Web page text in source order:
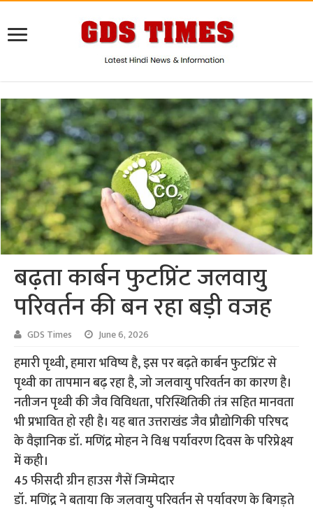
बढ़ता कार्बन फुटप्रिंट जलवायु
परिवर्तन की बन रहा बड़ी वजह
GDS Times June 6, 2026
हमारी पृथ्वी, हमारा भविष्य है, इस पर बढ़ते कार्बन फुटप्रिंट से
पृथ्वी का तापमान बढ़ रहा है, जो जलवायु परिवर्तन का कारण है।
नतीजन पृथ्वी की जैव विविधता, परिस्थितिकी तंत्र सहित मानवता
भी प्रभावित हो रही है। यह बात उत्तराखंड जैव प्रौद्योगिकी परिषद
के वैज्ञानिक डॉ. मणिंद्र मोहन ने विश्व पर्यावरण दिवस के परिप्रेक्ष्य
में कही।
45 फीसदी ग्रीन हाउस गैसें जिम्मेदार
डॉ. मणिंद्र ने बताया कि जलवायु परिवर्तन से पर्यावरण के बिगड़ते